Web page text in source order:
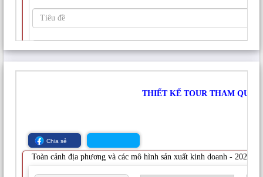
cũng đã tạo ra 2 file có định dạng .KLM để xuất
lớp bản đồ ranh giới tỉnh Bình Phước và Bản đồ
phân bố phẩu diện lên Google Earth.
b) Chức năng của ứng dụng:Những chức năng
cơ bản của ứng dụng này, gồm:
xuất bản đồ đất” được viết bằng MapBasic 10.5.
Khi khởi động thì Công cụ truy xuất bản đồ sẽ trở